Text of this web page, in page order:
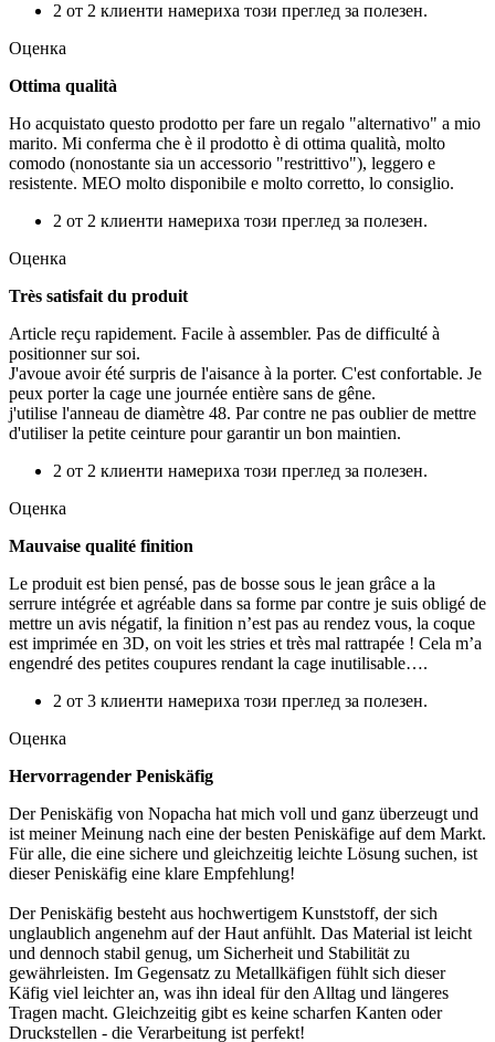
2 от 2 клиенти намериха този преглед за полезен.
Оценка
Ottima qualità
Ho acquistato questo prodotto per fare un regalo "alternativo" a mio
marito. Mi conferma che è il prodotto è di ottima qualità, molto
comodo (nonostante sia un accessorio "restrittivo"), leggero e
resistente. MEO molto disponibile e molto corretto, lo consiglio.
2 от 2 клиенти намериха този преглед за полезен.
Оценка
Très satisfait du produit
Article reçu rapidement. Facile à assembler. Pas de difficulté à
positionner sur soi.
J'avoue avoir été surpris de l'aisance à la porter. C'est confortable. Je
peux porter la cage une journée entière sans de gêne.
j'utilise l'anneau de diamètre 48. Par contre ne pas oublier de mettre
d'utiliser la petite ceinture pour garantir un bon maintien.
2 от 2 клиенти намериха този преглед за полезен.
Оценка
Mauvaise qualité finition
Le produit est bien pensé, pas de bosse sous le jean grâce a la
serrure intégrée et agréable dans sa forme par contre je suis obligé de
mettre un avis négatif, la finition n’est pas au rendez vous, la coque
est imprimée en 3D, on voit les stries et très mal rattrapée ! Cela m’a
engendré des petites coupures rendant la cage inutilisable….
2 от 3 клиенти намериха този преглед за полезен.
Оценка
Hervorragender Peniskäfig
Der Peniskäfig von Nopacha hat mich voll und ganz überzeugt und
ist meiner Meinung nach eine der besten Peniskäfige auf dem Markt.
Für alle, die eine sichere und gleichzeitig leichte Lösung suchen, ist
dieser Peniskäfig eine klare Empfehlung!
Der Peniskäfig besteht aus hochwertigem Kunststoff, der sich
unglaublich angenehm auf der Haut anfühlt. Das Material ist leicht
und dennoch stabil genug, um Sicherheit und Stabilität zu
gewährleisten. Im Gegensatz zu Metallkäfigen fühlt sich dieser
Käfig viel leichter an, was ihn ideal für den Alltag und längeres
Tragen macht. Gleichzeitig gibt es keine scharfen Kanten oder
Druckstellen - die Verarbeitung ist perfekt!